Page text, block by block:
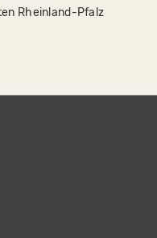
Rheinland-Pfalz